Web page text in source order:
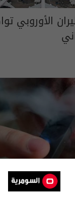
الأوروبي